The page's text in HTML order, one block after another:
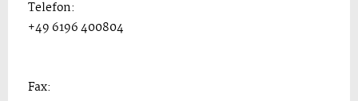
Telefon:
+49 6196 400804
Fax: